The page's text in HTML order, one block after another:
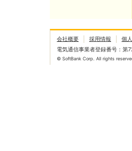
会社概要 採用情報 個
電気通信事業者登録番号：
© SoftBank Corp. All rights